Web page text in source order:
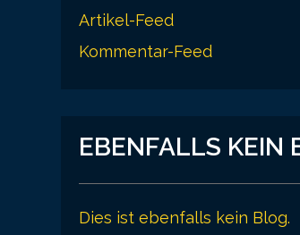
Artikel-Feed
Kommentar-Feed
EBENFALLS KEIN
Dies ist ebenfalls kein Blog.